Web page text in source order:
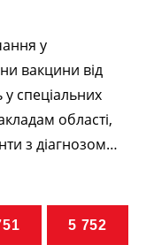
у
вакцини від
спеціальних
області,
з діагнозом…
5 752